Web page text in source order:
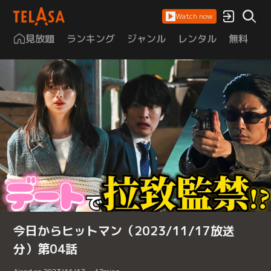
Watch now
見放題 ランキング ジャンル レンタル 無料
今日からヒットマン（2023/11/17放送
分）第04話